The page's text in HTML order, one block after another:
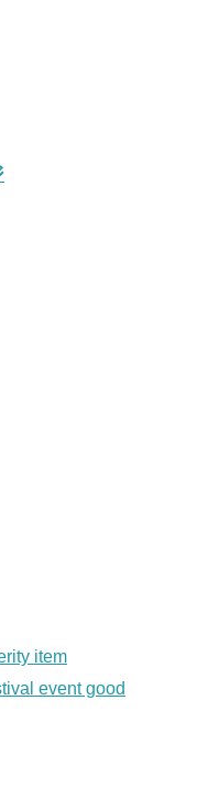
item
event good